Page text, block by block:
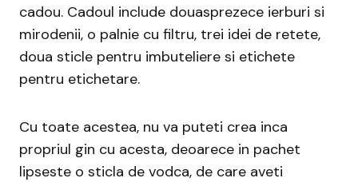
cadou. Cadoul include douasprezece ierburi si
mirodenii, o palnie cu filtru, trei idei de retete,
doua sticle pentru imbuteliere si etichete
pentru etichetare.
Cu toate acestea, nu va puteti crea inca
propriul gin cu acesta, deoarece in pachet
lipseste o sticla de vodca, de care aveti